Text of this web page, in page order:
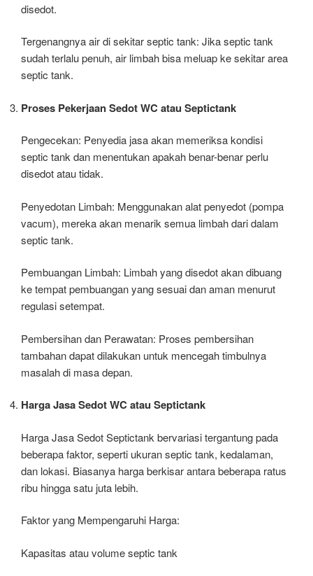
disedot.
Tergenangnya air di sekitar septic tank: Jika septic tank
sudah terlalu penuh, air limbah bisa meluap ke sekitar area
septic tank.
Proses Pekerjaan Sedot WC atau Septictank
Pengecekan: Penyedia jasa akan memeriksa kondisi
septic tank dan menentukan apakah benar-benar perlu
disedot atau tidak.
Penyedotan Limbah: Menggunakan alat penyedot (pompa
vacum), mereka akan menarik semua limbah dari dalam
septic tank.
Pembuangan Limbah: Limbah yang disedot akan dibuang
ke tempat pembuangan yang sesuai dan aman menurut
regulasi setempat.
Pembersihan dan Perawatan: Proses pembersihan
tambahan dapat dilakukan untuk mencegah timbulnya
masalah di masa depan.
Harga Jasa Sedot WC atau Septictank
Harga Jasa Sedot Septictank bervariasi tergantung pada
beberapa faktor, seperti ukuran septic tank, kedalaman,
dan lokasi. Biasanya harga berkisar antara beberapa ratus
ribu hingga satu juta lebih.
Faktor yang Mempengaruhi Harga:
Kapasitas atau volume septic tank